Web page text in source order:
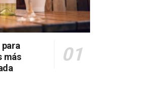
para
más